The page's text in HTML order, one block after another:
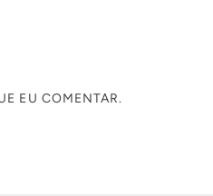
EU COMENTAR.